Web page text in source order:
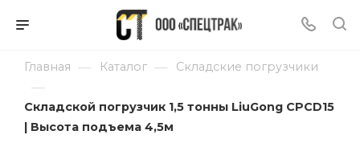
Главная — Каталог — Складские погрузчики
—
Складской погрузчик 1,5 тонны LiuGong CPCD15
| Высота подъема 4,5м